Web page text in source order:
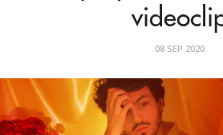
08 SEP 2020